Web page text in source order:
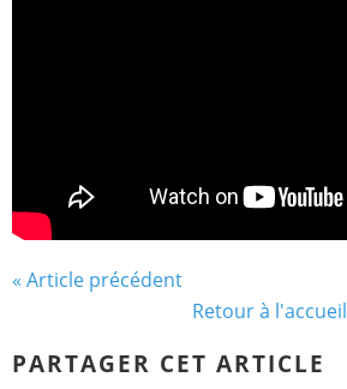
« Article précédent
Retour à l'accueil
PARTAGER CET ARTICLE